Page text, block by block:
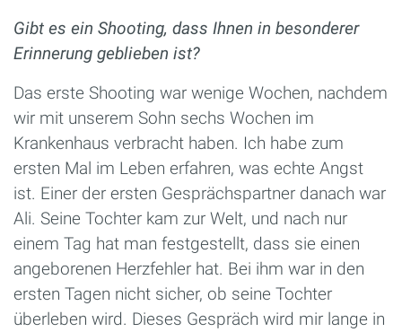
Gibt es ein Shooting, dass Ihnen in besonderer
Erinnerung geblieben ist?
Das erste Shooting war wenige Wochen, nachdem
wir mit unserem Sohn sechs Wochen im
Krankenhaus verbracht haben. Ich habe zum
ersten Mal im Leben erfahren, was echte Angst
ist. Einer der ersten Gesprächspartner danach war
Ali. Seine Tochter kam zur Welt, und nach nur
einem Tag hat man festgestellt, dass sie einen
angeborenen Herzfehler hat. Bei ihm war in den
ersten Tagen nicht sicher, ob seine Tochter
überleben wird. Dieses Gespräch wird mir lange in